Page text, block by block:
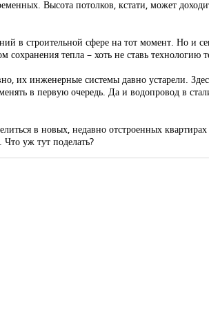
Высота потолков, кстати, может
в строительной сфере на тот момент. Но и
тепла – хоть не ставь технологию
их инженерные системы давно устарели.
в первую очередь. Да и водопровод в
в новых, недавно отстроенных
уж тут поделать?